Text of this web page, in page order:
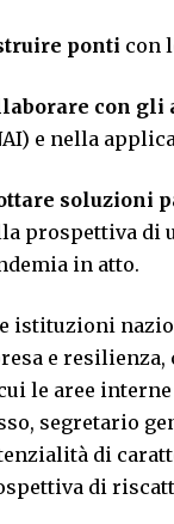
ponti con
con
e nella
soluzioni
prospettiva di
in atto.
istituzioni
e resilienza,
le aree
segretario
di
di